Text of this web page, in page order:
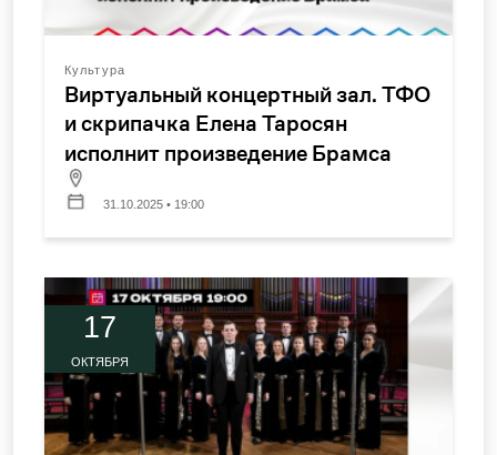
Культура
Виртуальный концертный зал. ТФО
и скрипачка Елена Таросян
исполнит произведение Брамса
31.10.2025 • 19:00
17
ОКТЯБРЯ